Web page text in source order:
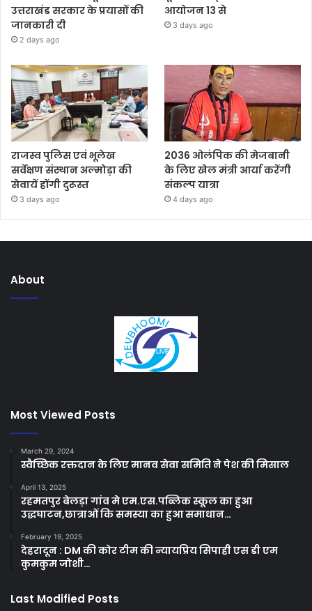
उत्तराखंड सरकार के प्रयासों की
जानकारी दी
2 days ago
आयोजन 13 से
3 days ago
राजस्व पुलिस एवं भूलेख
सर्वेक्षण संस्थान अल्मोड़ा की
सेवायें होंगी दुरूस्त
3 days ago
2036 ओलंपिक की मेजबानी
के लिए खेल मंत्री आर्या करेंगी
संकल्प यात्रा
4 days ago
About
Most Viewed Posts
March 29, 2024
स्वैच्छिक रक्तदान के लिए मानव सेवा समिति ने पेश की मिसाल
April 13, 2025
रहमतपुर बेलड़ा गांव मे एम.एस.पब्लिक स्कूल का हुआ
उद्धघाटन,छात्राओं कि समस्या का हुआ समाधान…
February 19, 2025
देहरादून : DM की कोर टीम की न्यायप्रिय सिपाही एस डी एम
कुमकुम जोशी…
Last Modified Posts